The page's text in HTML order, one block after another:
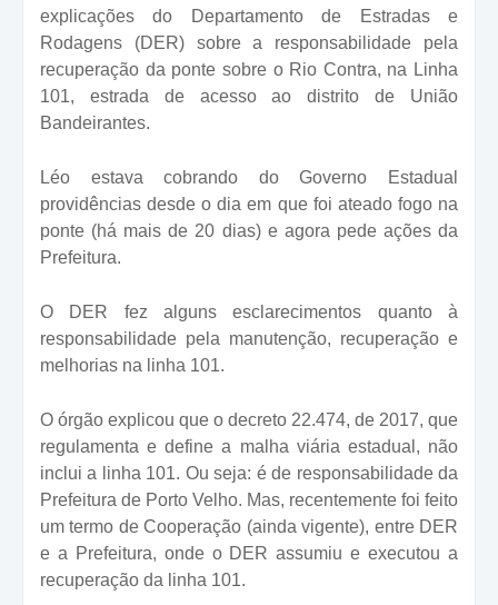
explicações do Departamento de Estradas e
Rodagens (DER) sobre a responsabilidade pela
recuperação da ponte sobre o Rio Contra, na Linha
101, estrada de acesso ao distrito de União
Bandeirantes.
Léo estava cobrando do Governo Estadual
providências desde o dia em que foi ateado fogo na
ponte (há mais de 20 dias) e agora pede ações da
Prefeitura.
O DER fez alguns esclarecimentos quanto à
responsabilidade pela manutenção, recuperação e
melhorias na linha 101.
O órgão explicou que o decreto 22.474, de 2017, que
regulamenta e define a malha viária estadual, não
inclui a linha 101. Ou seja: é de responsabilidade da
Prefeitura de Porto Velho. Mas, recentemente foi feito
um termo de Cooperação (ainda vigente), entre DER
e a Prefeitura, onde o DER assumiu e executou a
recuperação da linha 101.